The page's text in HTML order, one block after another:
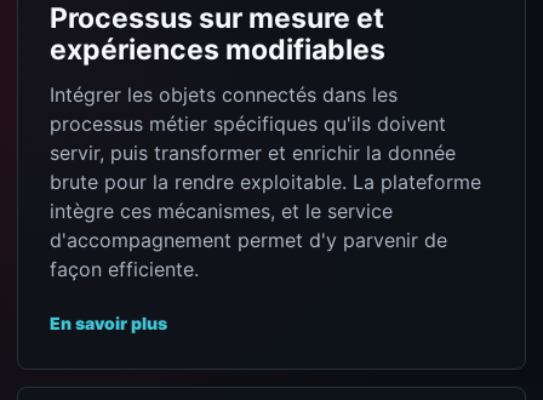
Processus sur mesure et
expériences modifiables
Intégrer les objets connectés dans les
processus métier spécifiques qu'ils doivent
servir, puis transformer et enrichir la donnée
brute pour la rendre exploitable. La plateforme
intègre ces mécanismes, et le service
d'accompagnement permet d'y parvenir de
façon efficiente.
En savoir plus